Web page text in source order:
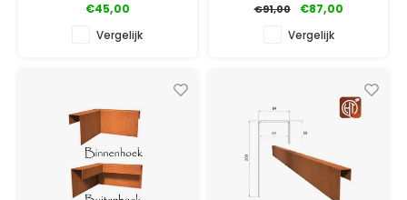
✓ Laagste prijsgarantie
✓ 10 jaar garantie
€45,00
Vergelijk
✓ Laagste prijsgarantie
✓ 10 jaar garantie
€91,00 €87,00
Vergelijk